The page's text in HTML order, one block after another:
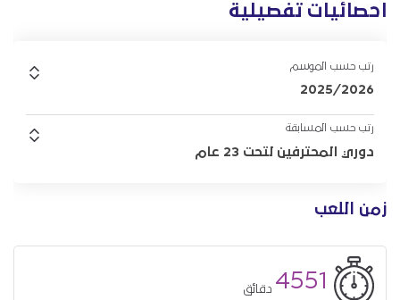
زمن اللعب
4551 دقائق
احصائيات تفصيلية
رتب حسب الموسم
2025/2026
رتب حسب المسابقة
دوري المحترفين لتحت 23 عام